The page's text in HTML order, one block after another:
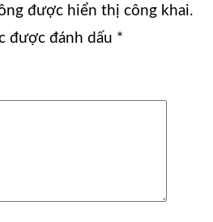
được hiển thị công khai.
được đánh dấu *